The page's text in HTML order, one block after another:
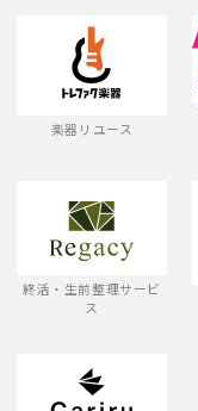
楽器リユース
終活・生前整理サービ
ス